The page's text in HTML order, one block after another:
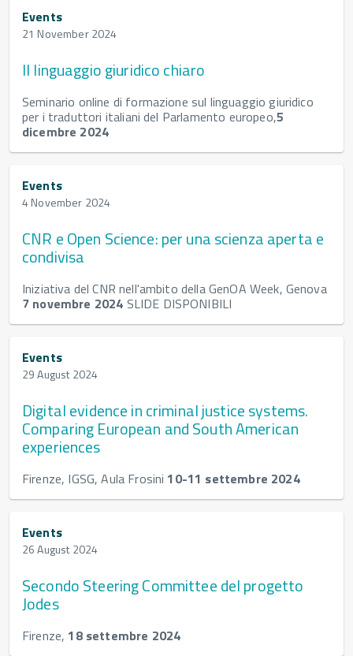
Events
21 November 2024
Il linguaggio giuridico chiaro
Seminario online di formazione sul linguaggio giuridico
per i traduttori italiani del Parlamento europeo,5
dicembre 2024
Events
4 November 2024
CNR e Open Science: per una scienza aperta e
condivisa
Iniziativa del CNR nell'ambito della GenOA Week, Genova
7 novembre 2024 SLIDE DISPONIBILI
Events
29 August 2024
Digital evidence in criminal justice systems.
Comparing European and South American
experiences
Firenze, IGSG, Aula Frosini 10-11 settembre 2024
Events
26 August 2024
Secondo Steering Committee del progetto
Jodes
Firenze, 18 settembre 2024